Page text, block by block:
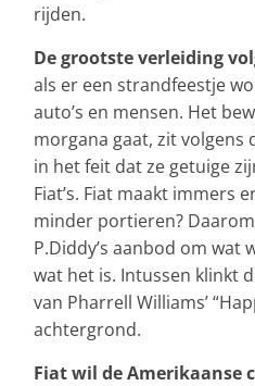
rijden.
De grootste verleiding
als er een strandfeestje
auto’s en mensen. Het
morgana gaat, zit volgens
in het feit dat ze getuige
Fiat’s. Fiat maakt immers
minder portieren?
P.Diddy’s aanbod om
wat het is. Intussen klinkt
van Pharrell Williams’
achtergrond.
Fiat wil de Amerikaanse